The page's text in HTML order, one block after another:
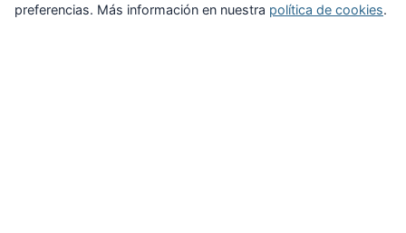
preferencias. Más información en nuestra política de cookies.